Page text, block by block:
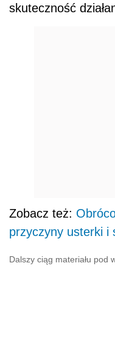
skuteczność
Zobacz też:
przyczyny usterki i
Dalszy ciąg materiału pod